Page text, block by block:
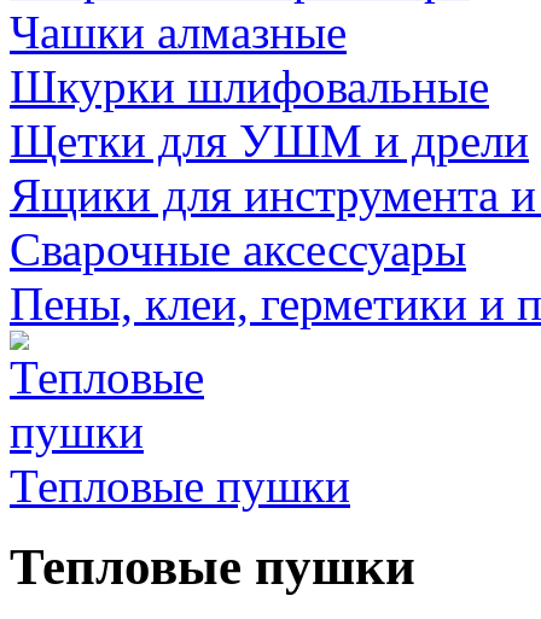
Чашки алмазные
Шкурки шлифовальные
Щетки для УШМ и дрели
Ящики для инструмента
Сварочные аксессуары
Пены, клеи, герметики и
Тепловые пушки
Тепловые пушки